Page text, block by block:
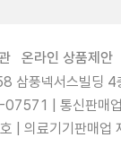
온라인 상품제안
삼풍넥서스빌딩
| 통신판매
| 의료기기판매